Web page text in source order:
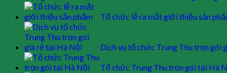
Tổ chức lễ ra mắt giới thiệu sản
Dịch vụ tổ chức Trung Thu trọn gói
Tổ chức Trung Thu trọn gói tại Hà